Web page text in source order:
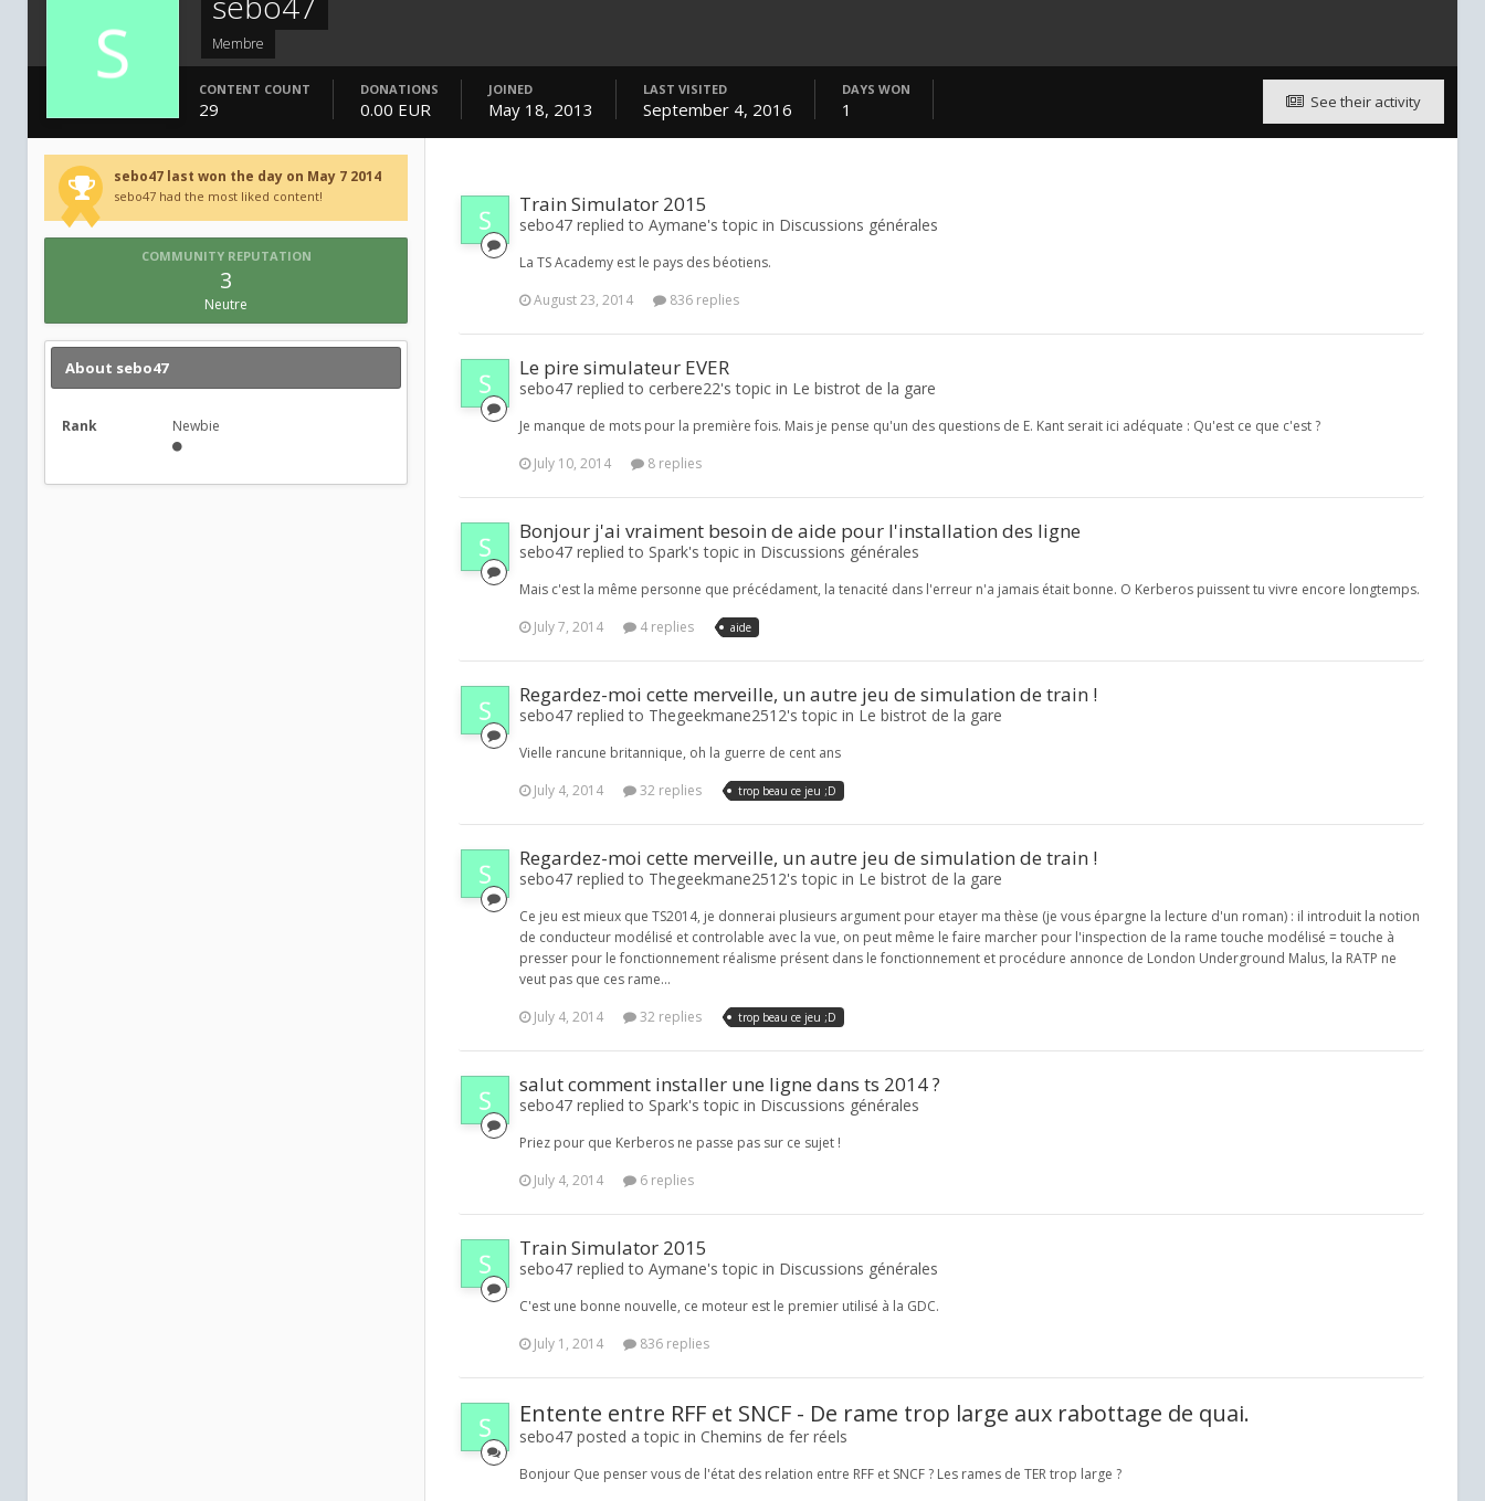
Membre
See their activity
CONTENT COUNT
29
DONATIONS
0.00 EUR
JOINED
May 18, 2013
LAST VISITED
September 4, 2016
DAYS WON
1
sebo47 last won the day on May 7 2014
sebo47 had the most liked content!
COMMUNITY REPUTATION
3
Neutre
About sebo47
Rank Newbie
Train Simulator 2015
sebo47 replied to Aymane's topic in Discussions générales
La TS Academy est le pays des béotiens.
August 23, 2014
836 replies
Le pire simulateur EVER
sebo47 replied to cerbere22's topic in Le bistrot de la gare
Je manque de mots pour la première fois. Mais je pense qu'un des questions de E. Kant serait ici adéquate : Qu'est ce que c'est ?
July 10, 2014
8 replies
Bonjour j'ai vraiment besoin de aide pour l'installation des ligne
sebo47 replied to Spark's topic in Discussions générales
Mais c'est la même personne que précédament, la tenacité dans l'erreur n'a jamais était bonne. O Kerberos puissent tu vivre encore longtemps.
July 7, 2014
4 replies aide
Regardez-moi cette merveille, un autre jeu de simulation de train !
sebo47 replied to Thegeekmane2512's topic in Le bistrot de la gare
Vielle rancune britannique, oh la guerre de cent ans
July 4, 2014
32 replies trop beau ce jeu ;D
Regardez-moi cette merveille, un autre jeu de simulation de train !
sebo47 replied to Thegeekmane2512's topic in Le bistrot de la gare
Ce jeu est mieux que TS2014, je donnerai plusieurs argument pour etayer ma thèse (je vous épargne la lecture d'un roman) : il introduit la notion
de conducteur modélisé et controlable avec la vue, on peut même le faire marcher pour l'inspection de la rame touche modélisé = touche à
presser pour le fonctionnement réalisme présent dans le fonctionnement et procédure annonce de London Underground Malus, la RATP ne
veut pas que ces rame...
July 4, 2014
32 replies trop beau ce jeu ;D
salut comment installer une ligne dans ts 2014 ?
sebo47 replied to Spark's topic in Discussions générales
Priez pour que Kerberos ne passe pas sur ce sujet !
July 4, 2014
6 replies
Train Simulator 2015
sebo47 replied to Aymane's topic in Discussions générales
C'est une bonne nouvelle, ce moteur est le premier utilisé à la GDC.
July 1, 2014
836 replies
Entente entre RFF et SNCF - De rame trop large aux rabottage de quai.
sebo47 posted a topic in Chemins de fer réels
Bonjour Que penser vous de l'état des relation entre RFF et SNCF ? Les rames de TER trop large ?